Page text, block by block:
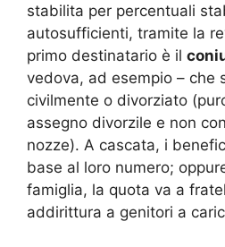
stabilita per percentuali
autosufficienti, tramite la
primo destinatario è il
vedova, ad esempio – che
civilmente o divorziato
assegno divorzile e non
nozze). A cascata, i
base al loro numero;
famiglia, la quota va a
addirittura a genitori a